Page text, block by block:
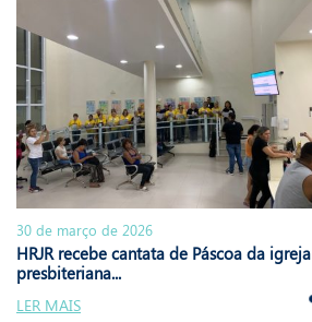
30 de março de 2026
HRJR recebe cantata de Páscoa da igreja
presbiteriana...
LER MAIS